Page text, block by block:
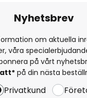
Nyhetsbrev
om aktuella
våra
på vårt
på din nästa
Privatkund